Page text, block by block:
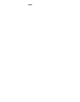
−